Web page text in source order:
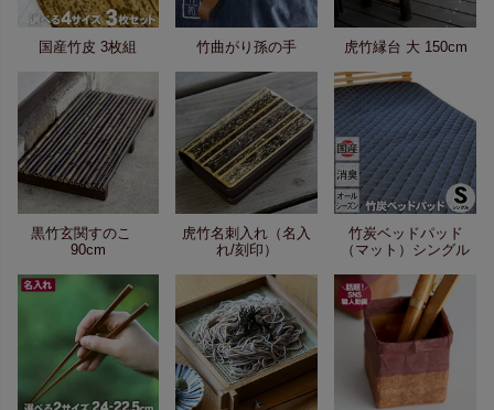
国産竹皮 3枚組 竹曲がり孫の手 虎竹縁台 大 150cm
黒竹玄関すのこ
90cm
虎竹名刺入れ（名入
れ/刻印）
竹炭ベッドパッド
（マット）シングル